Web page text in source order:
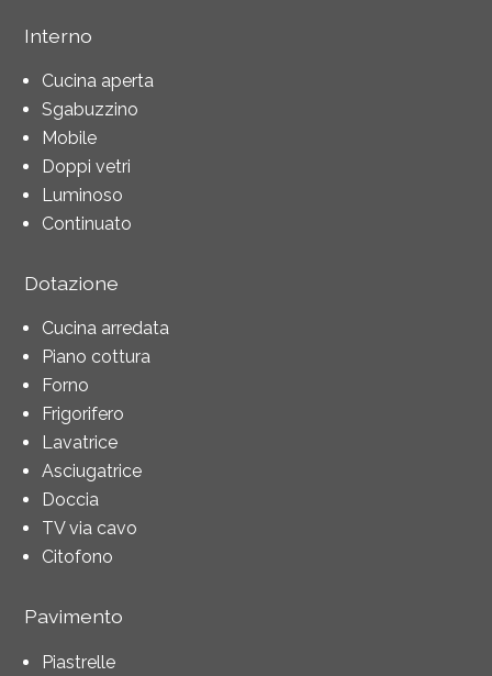
Interno
Cucina aperta
Sgabuzzino
Mobile
Doppi vetri
Luminoso
Continuato
Dotazione
Cucina arredata
Piano cottura
Forno
Frigorifero
Lavatrice
Asciugatrice
Doccia
TV via cavo
Citofono
Pavimento
Piastrelle